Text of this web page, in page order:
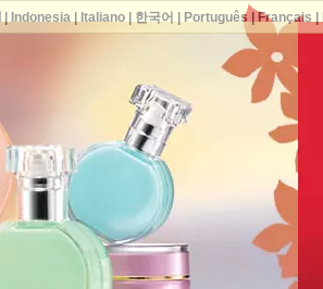
Indonesia| Italiano| 한국어 Português Français